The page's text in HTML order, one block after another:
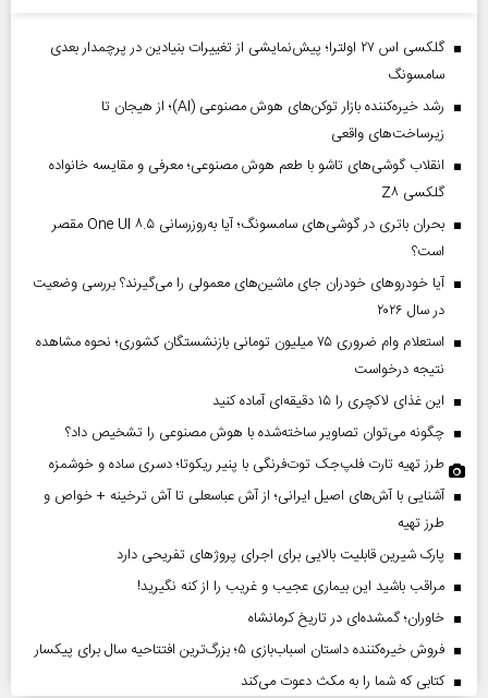
گلکسی اس ۲۷ اولترا؛ پیش‌نمایشی از تغییرات بنیادین در پرچمدار بعدی
سامسونگ
رشد خیره‌کننده بازار توکن‌های هوش مصنوعی (AI)؛ از هیجان تا
زیرساخت‌های واقعی
انقلاب گوشی‌های تاشو‌ با طعم هوش مصنوعی؛ معرفی و مقایسه خانواده
گلکسی Z۸
بحران باتری در گوشی‌های سامسونگ؛ آیا به‌روزرسانی One UI ۸.۵ مقصر
است؟
آیا خودروهای خودران جای ماشین‌های معمولی را می‌گیرند؟ بررسی وضعیت
در سال ۲۰۲۶
استعلام وام ضروری ۷۵ میلیون تومانی بازنشستگان کشوری؛ نحوه مشاهده
نتیجه درخواست
این غذای لاکچری را ۱۵ دقیقه‌ای آماده کنید
چگونه می‌توان تصاویر ساخته‌شده با هوش مصنوعی را تشخیص داد؟
طرز تهیه تارت فلپ‌جک توت‌فرنگی با پنیر ریکوتا؛ دسری ساده و خوشمزه
آشنایی با آش‌های اصیل ایرانی؛ از آش عباسعلی تا آش ترخینه + خواص و
طرز تهیه
پارک شیرین قابلیت‌ بالایی برای اجرای پروژهای تفریحی دارد
مراقب باشید این بیماری عجیب و غریب را از کنه نگیرید!
خاوران؛ گمشده‌ای در تاریخ کرمانشاه
فروش خیره‌کننده داستان اسباب‌بازی ۵؛ بزرگ‌ترین افتتاحیه سال برای پیکسار
کتابی که شما را به مکث دعوت می‌کند